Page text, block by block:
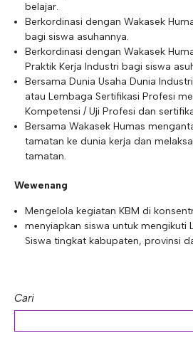
belajar.
Berkordinasi dengan Wakasek
bagi siswa asuhannya.
Berkordinasi dengan Wakasek
Praktik Kerja Industri bagi siswa
Bersama Dunia Usaha Dunia
atau Lembaga Sertifikasi Profesi
Kompetensi / Uji Profesi dan
Bersama Wakasek Humas
tamatan ke dunia kerja dan
tamatan.
Wewenang
Mengelola kegiatan KBM di
menyiapkan siswa untuk mengikuti
Siswa tingkat kabupaten, provinsi
Cari